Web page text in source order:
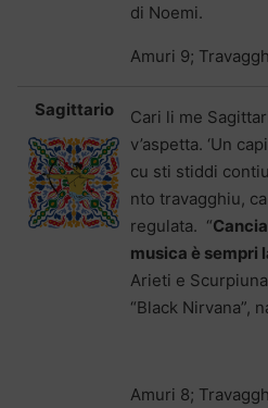
di Noemi.
Amuri 9;
Sagittario
Cari li me
v’aspetta. ‘Un
cu sti stiddi
nto travagghiu,
regulata. “
musica è sempri
Arieti e
“Black Nirvana”,
Amuri 8;